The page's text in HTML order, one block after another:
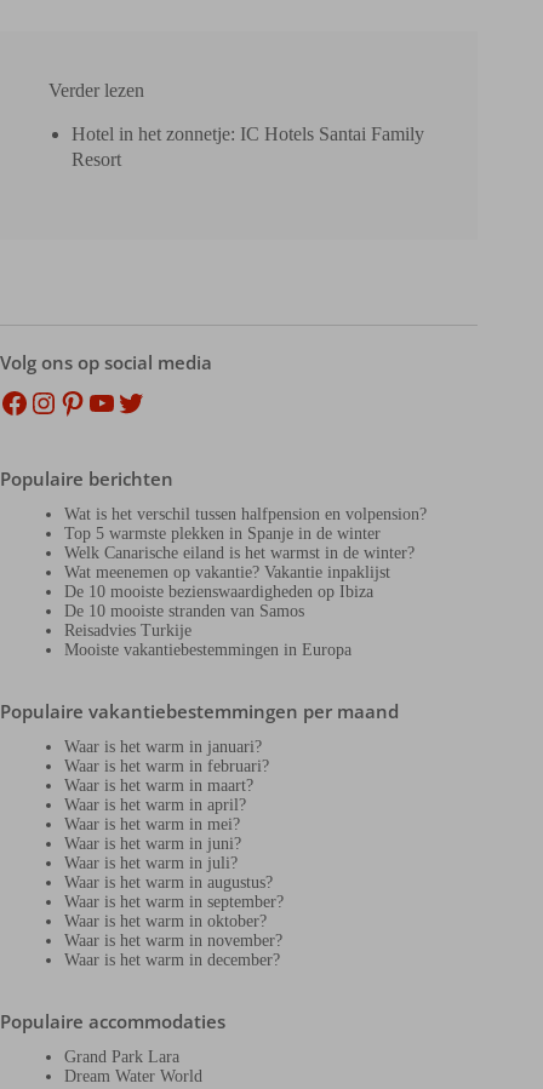
Verder lezen
Hotel in het zonnetje: IC Hotels Santai Family
Resort
Volg ons op social media
Facebook
Instagram
Pinterest
YouTube
Twitter
Populaire berichten
Wat is het verschil tussen halfpension en volpension?
Top 5 warmste plekken in Spanje in de winter
Welk Canarische eiland is het warmst in de winter?
Wat meenemen op vakantie? Vakantie inpaklijst
De 10 mooiste bezienswaardigheden op Ibiza
De 10 mooiste stranden van Samos
Reisadvies Turkije
Mooiste vakantiebestemmingen in Europa
Populaire vakantiebestemmingen per maand
Waar is het warm in januari?
Waar is het warm in februari?
Waar is het warm in maart?
Waar is het warm in april?
Waar is het warm in mei?
Waar is het warm in juni?
Waar is het warm in juli?
Waar is het warm in augustus?
Waar is het warm in september?
Waar is het warm in oktober?
Waar is het warm in november?
Waar is het warm in december?
Populaire accommodaties
Grand Park Lara
Dream Water World